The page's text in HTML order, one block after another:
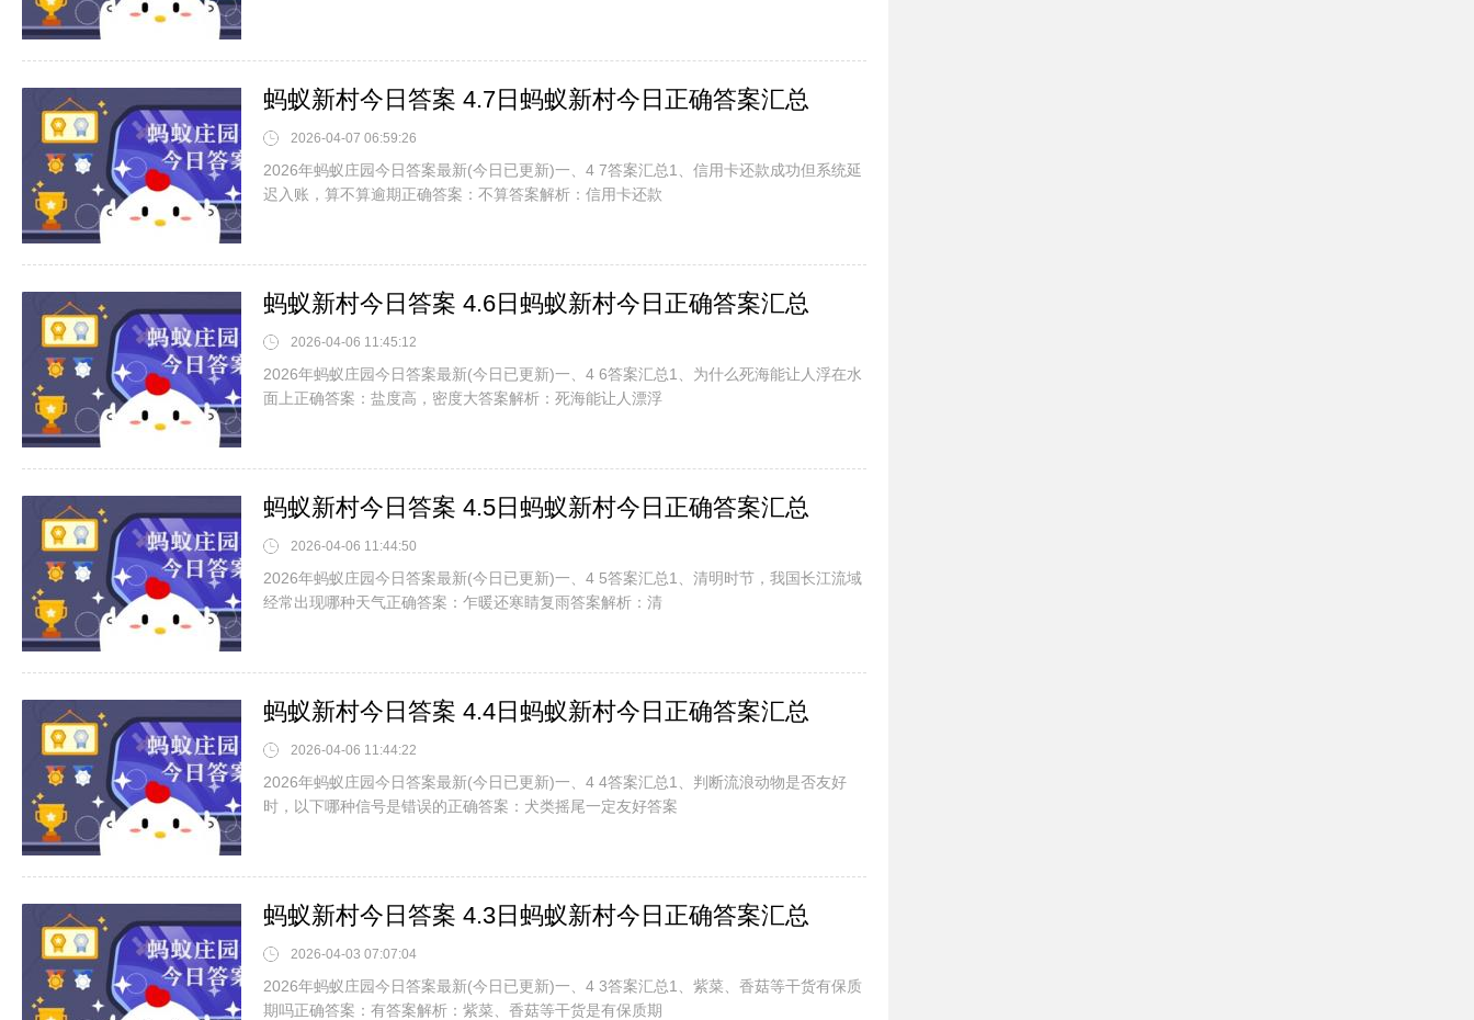
蚂蚁新村今日答案 4.7日蚂蚁新村今日正确答案汇总
2026-04-07 06:59:26
2026年蚂蚁庄园今日答案最新(今日已更新)一、4 7答案汇总1、信用卡还款成功但系统延
迟入账，算不算逾期正确答案：不算答案解析：信用卡还款
蚂蚁新村今日答案 4.6日蚂蚁新村今日正确答案汇总
2026-04-06 11:45:12
2026年蚂蚁庄园今日答案最新(今日已更新)一、4 6答案汇总1、为什么死海能让人浮在水
面上正确答案：盐度高，密度大答案解析：死海能让人漂浮
蚂蚁新村今日答案 4.5日蚂蚁新村今日正确答案汇总
2026-04-06 11:44:50
2026年蚂蚁庄园今日答案最新(今日已更新)一、4 5答案汇总1、清明时节，我国长江流域
经常出现哪种天气正确答案：乍暖还寒睛复雨答案解析：清
蚂蚁新村今日答案 4.4日蚂蚁新村今日正确答案汇总
2026-04-06 11:44:22
2026年蚂蚁庄园今日答案最新(今日已更新)一、4 4答案汇总1、判断流浪动物是否友好
时，以下哪种信号是错误的正确答案：犬类摇尾一定友好答案
蚂蚁新村今日答案 4.3日蚂蚁新村今日正确答案汇总
2026-04-03 07:07:04
2026年蚂蚁庄园今日答案最新(今日已更新)一、4 3答案汇总1、紫菜、香菇等干货有保质
期吗正确答案：有答案解析：紫菜、香菇等干货是有保质期